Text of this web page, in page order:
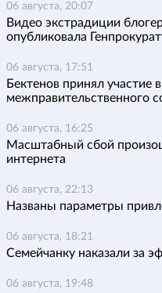
06 августа, 20:07
Видео экстрадиции
опубликовала
06 августа, 17:51
Бектенов принял участие
межправительственного
06 августа, 16:25
Масштабный сбой
интернета
06 августа, 22:13
Названы параметры
06 августа, 18:21
Семейчанку наказали за
06 августа, 19:48